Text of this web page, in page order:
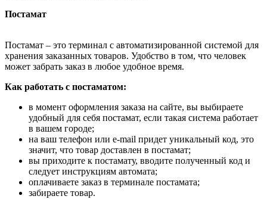
Постамат
Постамат – это терминал с автоматизированной системой для
хранения заказанных товаров. Удобство в том, что человек
может забрать заказ в любое удобное время.
Как работать с постаматом:
в момент оформления заказа на сайте, вы выбираете
удобный для себя постамат, если такая система работает
в вашем городе;
на ваш телефон или e-mail придет уникальный код, это
значит, что товар доставлен в постамат;
вы приходите к постамату, вводите полученный код и
следует инструкциям автомата;
оплачиваете заказ в терминале постамата;
забираете товар.